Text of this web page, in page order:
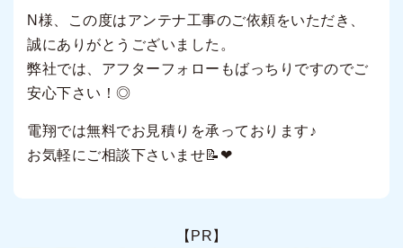
N様、この度はアンテナ工事のご依頼をいただき、
誠にありがとうございました。
弊社では、アフターフォローもばっちりですのでご
安心下さい！◎
電翔では無料でお見積りを承っております♪
お気軽にご相談下さいませ📝❤
【PR】